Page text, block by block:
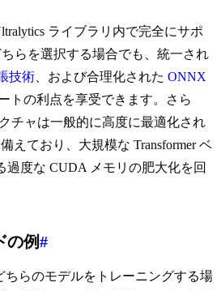
ライブラリ内で完全にサポ
らを選択する場合でも、統一され
技術 、および合理化された ONNX
トの利点を享受できます。さら
チャは一般的に高度に最適化され
えており、大規模な Transformer ベ
過度な CUDA メモリの肥大化を回
の例#
ちらのモデルをトレーニングする場